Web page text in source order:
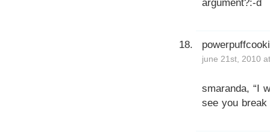
argument?:-d
june 21st, 2010
smaranda, “I
see you break